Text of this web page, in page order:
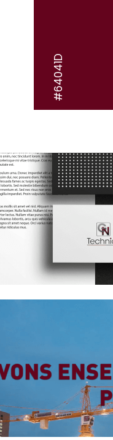
#64041D